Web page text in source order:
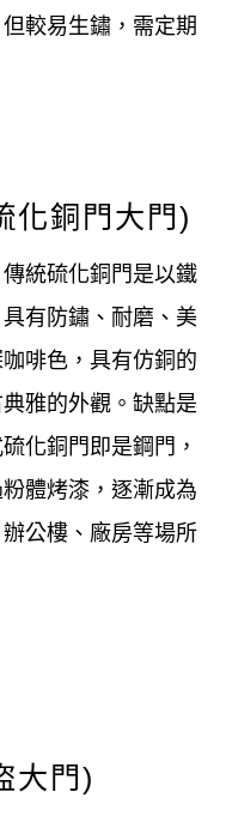
較易生鏽，需定期
化銅門大門)
統硫化銅門是以鐵
有防鏽、耐磨、美
啡色，具有仿銅的
雅的外觀。缺點是
化銅門即是鋼門，
體烤漆，逐漸成為
公樓、廠房等場所
大門)